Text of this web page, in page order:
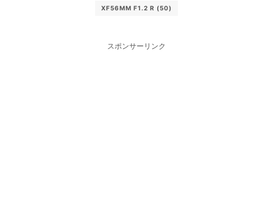
XF56MM F1.2 R (50)
スポンサーリンク